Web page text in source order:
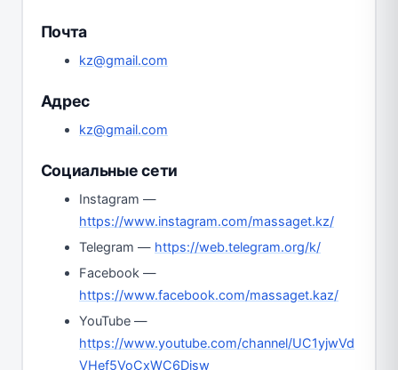
Почта
kz@gmail.com
Адрес
kz@gmail.com
Социальные сети
Instagram —
https://www.instagram.com/massaget.kz/
Telegram — https://web.telegram.org/k/
Facebook —
https://www.facebook.com/massaget.kaz/
YouTube —
https://www.youtube.com/channel/UC1yjwVd
VHef5VoCxWC6Disw